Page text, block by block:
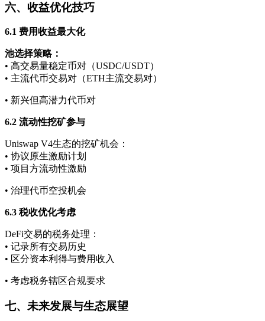
六、收益优化技巧
6.1 费用收益最大化
池选择策略：
• 高交易量稳定币对（USDC/USDT）
• 主流代币交易对（ETH主流交易对）
• 新兴但高潜力代币对
6.2 流动性挖矿参与
Uniswap V4生态的挖矿机会：
• 协议原生激励计划
• 项目方流动性激励
• 治理代币空投机会
6.3 税收优化考虑
DeFi交易的税务处理：
• 记录所有交易历史
• 区分资本利得与费用收入
• 考虑税务辖区合规要求
七、未来发展与生态展望